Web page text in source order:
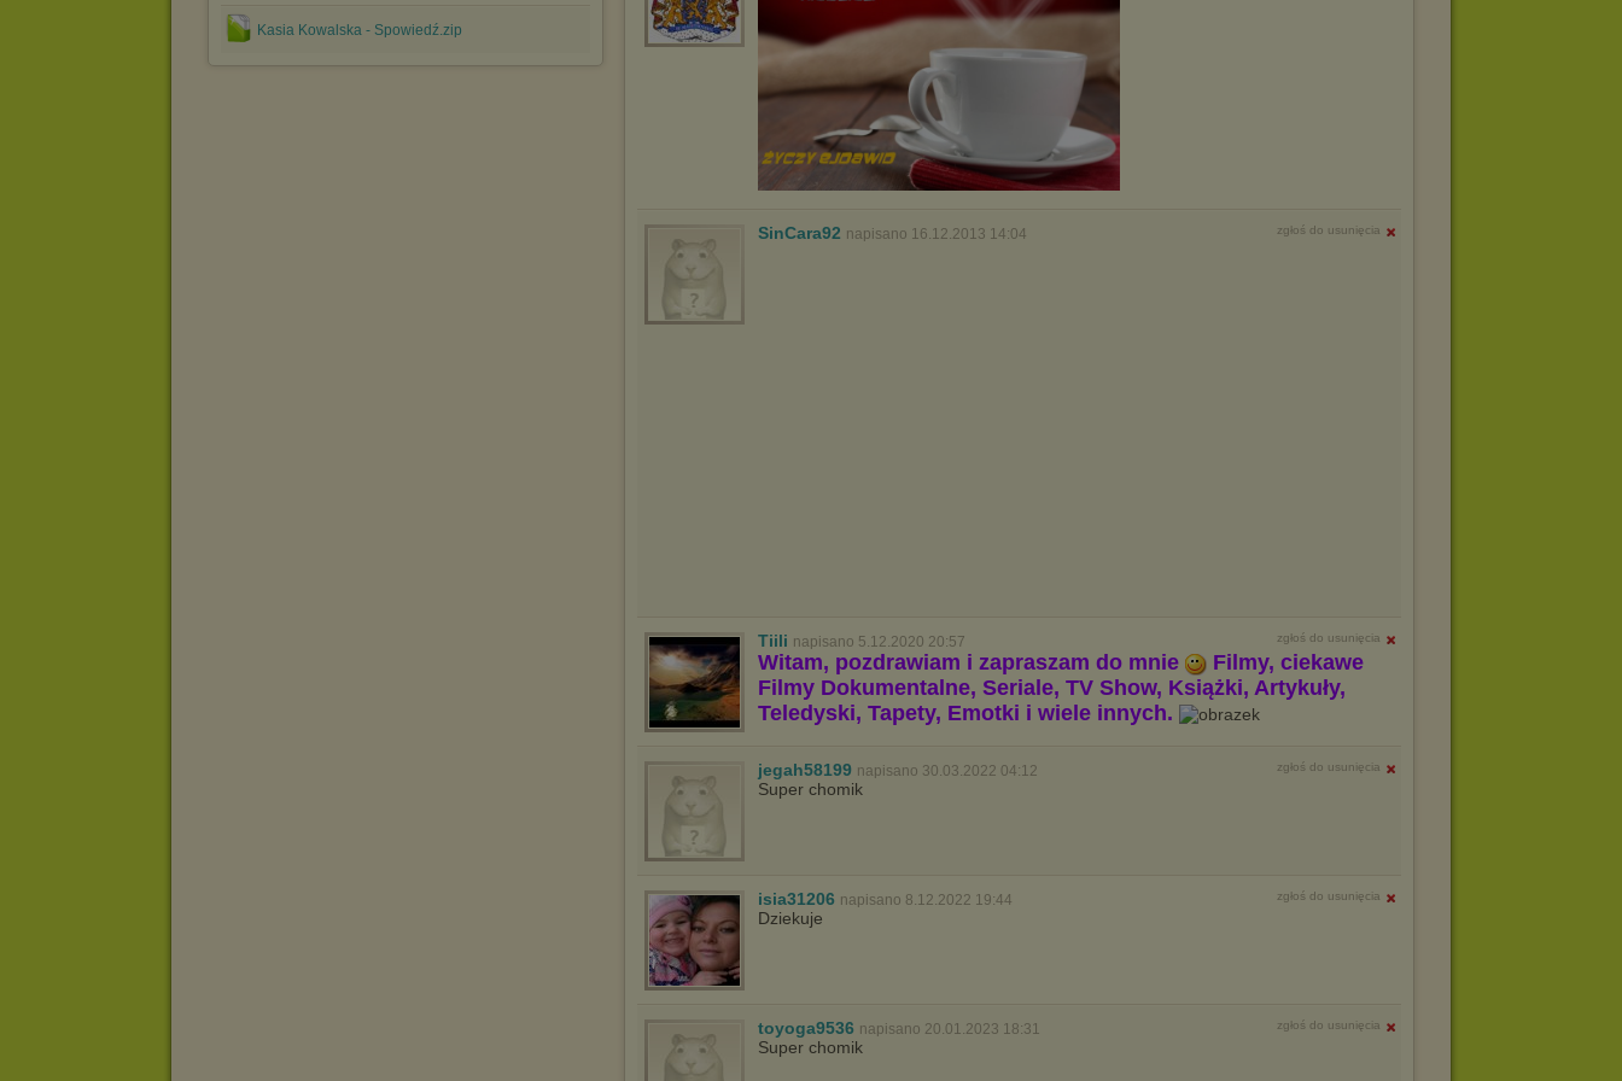
Kasia Kowalska - Spowiedź.zip
SinCara92 napisano 16.12.2013 14:04 zgłoś do usunięcia
Tiili napisano 5.12.2020 20:57 zgłoś do usunięcia
Witam, pozdrawiam i zapraszam do mnie
Filmy, ciekawe
Filmy Dokumentalne, Seriale, TV Show, Książki, Artykuły,
Teledyski, Tapety, Emotki i wiele innych.
jegah58199 napisano 30.03.2022 04:12 zgłoś do usunięcia
Super chomik
isia31206 napisano 8.12.2022 19:44 zgłoś do usunięcia
Dziekuje
toyoga9536 napisano 20.01.2023 18:31 zgłoś do usunięcia
Super chomik